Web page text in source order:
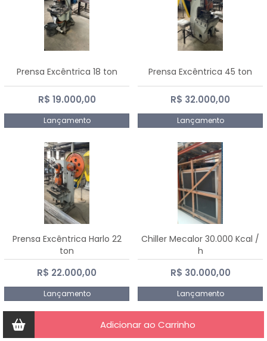
Prensa Excêntrica 18 ton
R$ 19.000,00
Lançamento
Prensa Excêntrica 45 ton
R$ 32.000,00
Lançamento
Prensa Excêntrica Harlo 22
ton
R$ 22.000,00
Lançamento
Chiller Mecalor 30.000 Kcal /
h
R$ 30.000,00
Lançamento
Adicionar ao Carrinho